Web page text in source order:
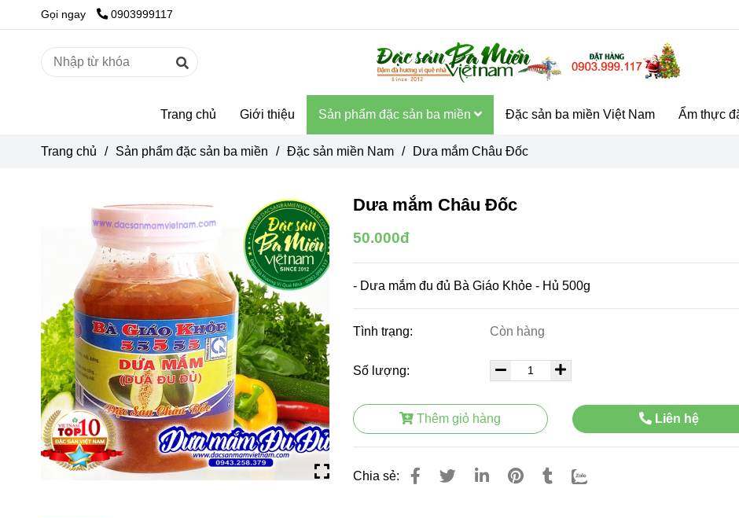
Gọi ngay 0903999117
Trang chủ Giới thiệu Sản phẩm đặc sản ba miền Đặc sản ba miền Việt Nam Ẩm thực
Trang chủ / Sản phẩm đặc sản ba miền / Đặc sản miền Nam / Dưa mắm Châu Đốc
Dưa mắm Châu Đốc
50.000đ
- Dưa mắm đu đủ Bà Giáo Khỏe - Hủ 500g
Tình trạng: Còn hàng
Số lượng:
Thêm giỏ hàng Liên hệ
Chia sẻ: